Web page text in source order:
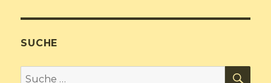
SUCHE
Suche